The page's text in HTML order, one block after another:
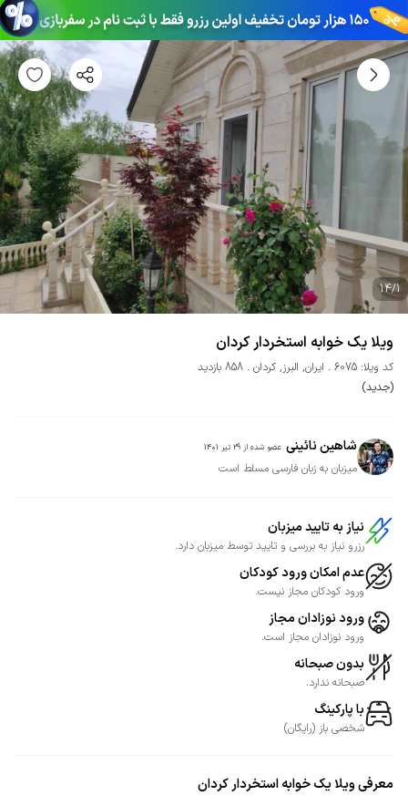
14/1
ویلا یک خوابه استخردار کردان
کد ویلا: 6075 ایران, البرز, کردان
858 بازدید
(جدید)
شاهین نائینی عضو شده از 29 تیر 1401
میزبان به زبان فارسی مسلط است
نیاز به تایید میزبان
رزرو نیاز به بررسی و تایید توسط میزبان دارد.
عدم امکان ورود کودکان
ورود کودکان مجاز نیست.
ورود نوزادان مجاز
ورود نوزادان مجاز است.
بدون صبحانه
صبحانه ندارد.
با پارکینگ
شخصی باز (رایگان)
معرفیویلا یک خوابه استخردار کردان